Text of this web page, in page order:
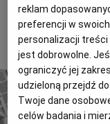
poważna.
To tylko fragment
poniżej.
reklam
preferencji w
personalizacji treści
jest dobrowolne.
ograniczyć jej
udzieloną przejdź
Twoje dane
celów badania i